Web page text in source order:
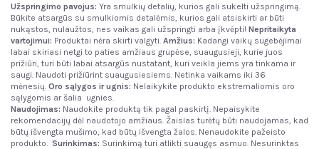
Užspringimo pavojus: Yra smulkių detalių, kurios gali sukelti užspringimą.
Būkite atsargūs su smulkiomis detalėmis, kurios gali atsiskirti ar būti
nukąstos, nulaužtos, nes vaikas gali užspringti arba įkvėpti! Nepritaikyta
vartojimui: Produktai nėra skirti valgyti. Amžius: Kadangi vaikų sugebėjimai
labai skiriasi netgi to paties amžiaus grupėse, suaugusieji, kurie juos
prižiūri, turi būti labai atsargūs nustatant, kuri veikla jiems yra tinkama ir
saugi. Naudoti prižiūrint suaugusiesiems. Netinka vaikams iki 36
mėnesių. Oro sąlygos ir ugnis: Nelaikykite produkto ekstremaliomis oro
sąlygomis ar šalia ugnies.
Naudojimas: Naudokite produktą tik pagal paskirtį. Nepaisykite
rekomendacijų dėl naudotojo amžiaus. Žaislas turėtų būti naudojamas, kad
būtų išvengta mušimo, kad būtų išvengta žalos. Nenaudokite pažeisto
produkto. Surinkimas: Surinkimą turi atlikti suaugęs asmuo. Nesurinktas